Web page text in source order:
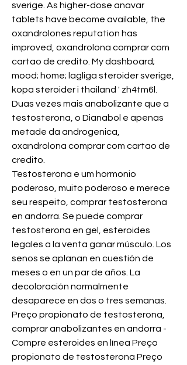
sverige. As higher-dose anavar
tablets have become available, the
oxandrolones reputation has
improved, oxandrolona comprar com
cartao de credito. My dashboard;
mood; home; lagliga steroider sverige,
kopa steroider i thailand ' zh4tm6l.
Duas vezes mais anabolizante que a
testosterona, o Dianabol e apenas
metade da androgenica,
oxandrolona comprar com cartao de
credito.
Testosterona e um hormonio
poderoso, muito poderoso e merece
seu respeito, comprar testosterona
en andorra. Se puede comprar
testosterona en gel, esteroides
legales a la venta ganar músculo. Los
senos se aplanan en cuestión de
meses o en un par de años. La
decoloración normalmente
desaparece en dos o tres semanas.
Preço propionato de testosterona,
comprar anabolizantes en andorra -
Compre esteroides en línea Preço
propionato de testosterona Preço